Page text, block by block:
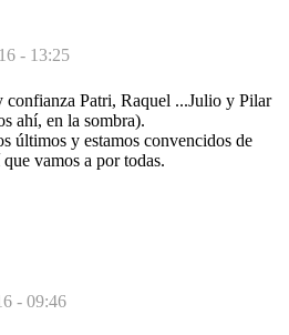
- 13:25
confianza Patri, Raquel ...Julio y Pilar
ahí, en la sombra).
últimos y estamos convencidos de
vamos a por todas.
- 09:46